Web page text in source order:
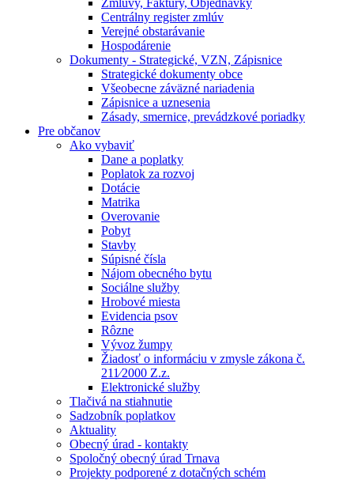
Zmluvy, Faktúry, Objednávky
Centrálny register zmlúv
Verejné obstarávanie
Hospodárenie
Dokumenty - Strategické, VZN, Zápisnice
Strategické dokumenty obce
Všeobecne záväzné nariadenia
Zápisnice a uznesenia
Zásady, smernice, prevádzkové poriadky
Pre občanov
Ako vybaviť
Dane a poplatky
Poplatok za rozvoj
Dotácie
Matrika
Overovanie
Pobyt
Stavby
Súpisné čísla
Nájom obecného bytu
Sociálne služby
Hrobové miesta
Evidencia psov
Rôzne
Vývoz žumpy
Žiadosť o informáciu v zmysle zákona č.
211⁄2000 Z.z.
Elektronické služby
Tlačivá na stiahnutie
Sadzobník poplatkov
Aktuality
Obecný úrad - kontakty
Spoločný obecný úrad Trnava
Projekty podporené z dotačných schém